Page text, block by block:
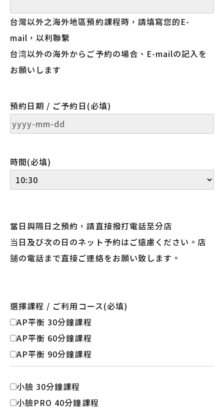
台灣以外之海外地區預約課程時，請填寫您的E-
mail，以利聯繫
台湾以外の海外からご予約の場合、E-mailの記入を
お願いします
預約日期 / ご予約日 (必填)
YYYY
MM
dash
時間(必填)
當日與隔日之預約，請直接撥打電話至分店
当日及び次の日のネット予約はご遠慮ください。店
舗の電話まで直接ご連絡をお願い致します。
選擇課程 / ご利用コース(必填)
AP平衡 30分鐘課程
AP平衡 60分鐘課程
AP平衡 90分鐘課程
小臉 30分鐘課程
小臉PRO 40分鐘課程